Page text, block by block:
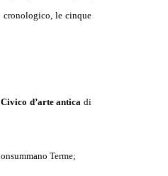
cronologico, le cinque
d’arte antica di
Terme;